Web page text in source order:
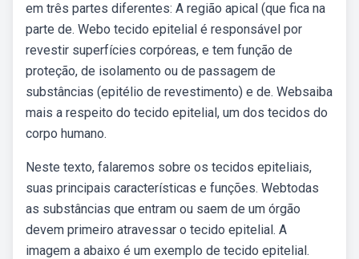
em três partes diferentes: A região apical (que fica na
parte de. Webo tecido epitelial é responsável por
revestir superfícies corpóreas, e tem função de
proteção, de isolamento ou de passagem de
substâncias (epitélio de revestimento) e de. Websaiba
mais a respeito do tecido epitelial, um dos tecidos do
corpo humano.
Neste texto, falaremos sobre os tecidos epiteliais,
suas principais características e funções. Webtodas
as substâncias que entram ou saem de um órgão
devem primeiro atravessar o tecido epitelial. A
imagem a abaixo é um exemplo de tecido epitelial.